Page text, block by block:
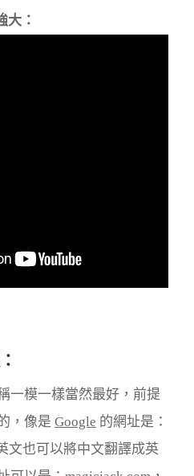
大：
一模一樣當然最好，前提
，像是 Google 的網址是：
文也可以將中文翻譯成英